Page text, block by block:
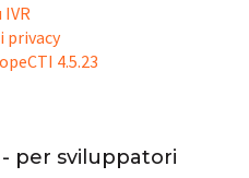
privacy
4.5.23
per sviluppatori